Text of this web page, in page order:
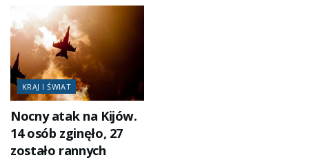
KRAJ I ŚWIAT
Nocny atak na Kijów.
14 osób zginęło, 27
zostało rannych